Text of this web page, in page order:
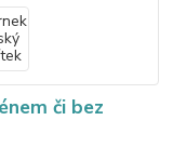
či bez